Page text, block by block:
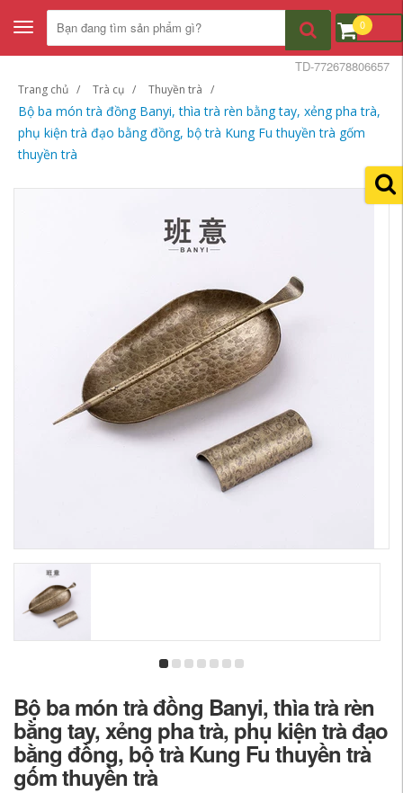
Toggle
navigation
0
Trang chủ Trà cụ Thuyền trà
Bộ ba món trà đồng Banyi, thìa trà rèn bằng tay, xẻng pha trà,
phụ kiện trà đạo bằng đồng, bộ trà Kung Fu thuyền trà gốm
thuyền trà
TD-772678806657
Bộ ba món trà đồng Banyi, thìa trà rèn
bằng tay, xẻng pha trà, phụ kiện trà đạo
bằng đồng, bộ trà Kung Fu thuyền trà
gốm thuyền trà